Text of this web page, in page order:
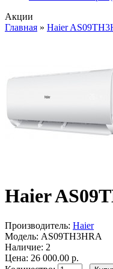
Акции
Главная » Haier
Haier
Производитель: Haier
Модель: AS09TH3HRA
Наличие: 2
Цена: 26 000.00 р.